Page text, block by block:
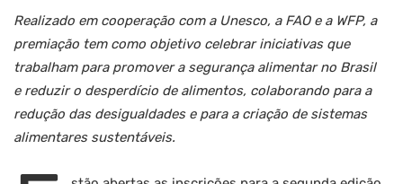
Realizado em cooperação com a Unesco, a FAO e a WFP, a
premiação tem como objetivo celebrar iniciativas que
trabalham para promover a segurança alimentar no Brasil
e reduzir o desperdício de alimentos, colaborando para a
redução das desigualdades e para a criação de sistemas
alimentares sustentáveis.